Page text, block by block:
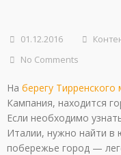
01.12.2016
No Comments
На берегу Тирренского
Кампания, находится
Если необходимо
Италии, нужно найти в
побережье город —